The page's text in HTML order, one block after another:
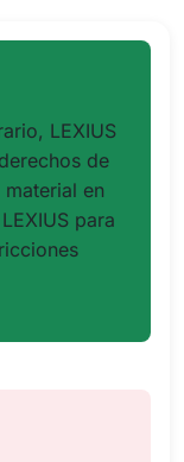
LEXIUS
de
en
para